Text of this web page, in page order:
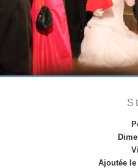
Ajoutée le